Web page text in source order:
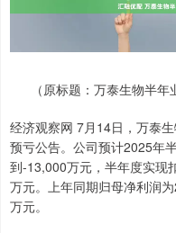
（原标题：万泰生物半
经济观察网 7月14日，万泰
预亏公告。公司预计2025年
到-13,000万元，半年度实现
万元。上年同期归母净利润
万元。